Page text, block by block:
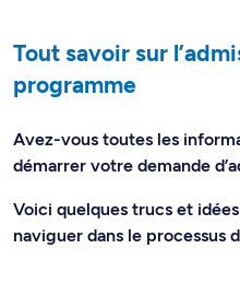
Tout savoir sur
programme
Avez-vous toutes les
démarrer votre demande
Voici quelques trucs et
naviguer dans le processus